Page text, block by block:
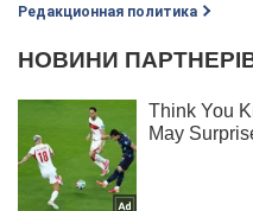
Редакционная политика